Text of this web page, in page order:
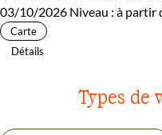
03/10/2026 Niveau : à partir
Carte
Détails
Types de